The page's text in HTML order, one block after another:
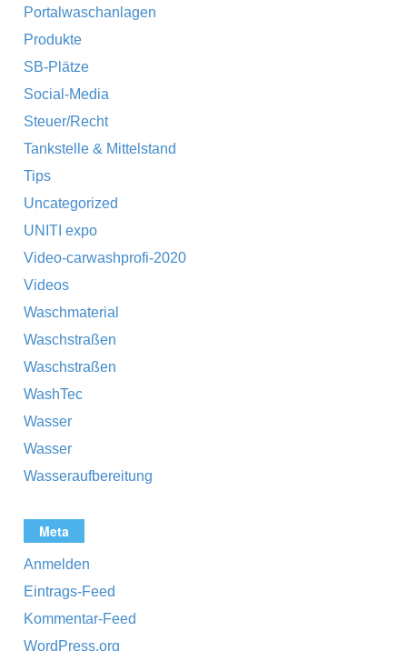
Portalwaschanlagen
Produkte
SB-Plätze
Social-Media
Steuer/Recht
Tankstelle & Mittelstand
Tips
Uncategorized
UNITI expo
Video-carwashprofi-2020
Videos
Waschmaterial
Waschstraßen
Waschstraßen
WashTec
Wasser
Wasser
Wasseraufbereitung
Meta
Anmelden
Eintrags-Feed
Kommentar-Feed
WordPress.org